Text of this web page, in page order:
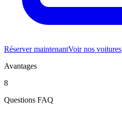
Réserver maintenantVoir nos voitures
Avantages
8
Questions FAQ